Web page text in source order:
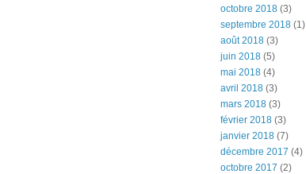
octobre 2018 (3)
septembre 2018 (1)
août 2018 (3)
juin 2018 (5)
mai 2018 (4)
avril 2018 (3)
mars 2018 (3)
février 2018 (3)
janvier 2018 (7)
décembre 2017 (4)
octobre 2017 (2)